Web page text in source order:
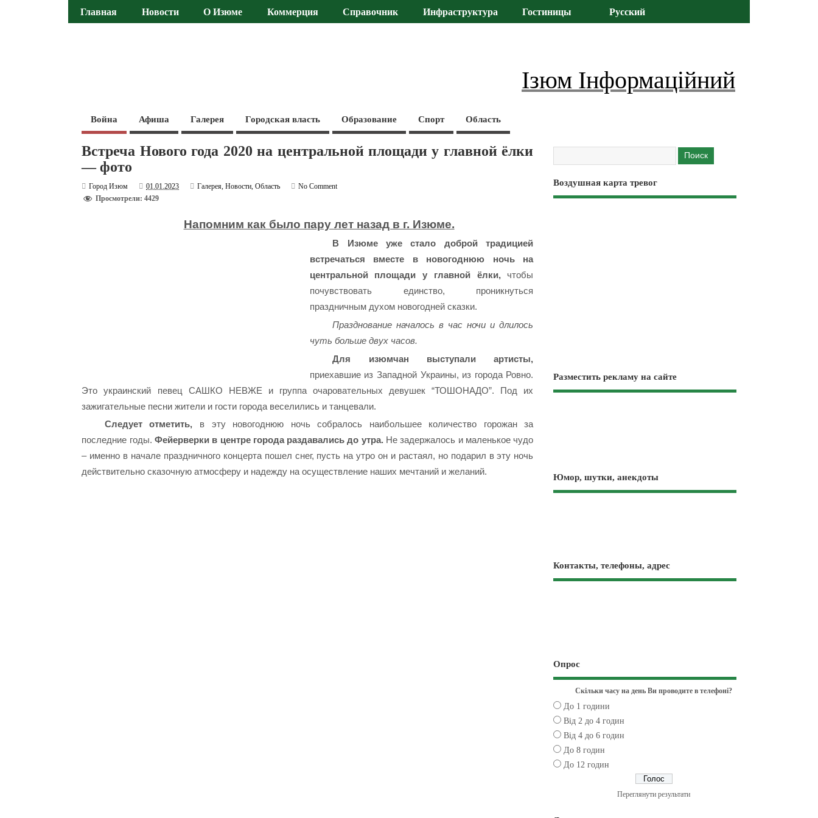
Главная Новости О Изюме Коммерция Справочник Инфраструктура Гостиницы Русский
Ізюм Інформаційний
Война Афиша Галерея Городская власть Образование Спорт Область
Встреча Нового года 2020 на центральной площади у главной ёлки
— фото
Город Изюм 01.01.2023 Галерея,Новости,Область
No Comment
Просмотрели: 4429
Напомним как было пару лет назад в г. Изюме.
В Изюме уже стало доброй традицией
встречаться вместе в новогоднюю ночь на
центральной площади у главной ёлки,чтобы
почувствовать единство, проникнуться
праздничным духом новогодней сказки.
Празднование началось в час ночи и длилось
чуть больше двух часов.
Для изюмчан выступали артисты,
приехавшие из Западной Украины, из города Ровно.
Это украинский певец САШКО НЕВЖЕ и группа очаровательных девушек “ТОШОНАДО”. Под их
зажигательные песни жители и гости города веселились и танцевали.
Следует отметить, в эту новогоднюю ночь собралось наибольшее количество горожан за
последние годы. Фейерверки в центре города раздавались до утра.Не задержалось и маленькое чудо
– именно в начале праздничного концерта пошел снег, пусть на утро он и растаял, но подарил в эту ночь
действительно сказочную атмосферу и надежду на осуществление наших мечтаний и желаний.
Воздушная карта тревог
Разместить рекламу на сайте
Юмор, шутки, анекдоты
Контакты, телефоны, адрес
Опрос
Скільки часу на день Ви проводите в телефоні?
До 1 години
Від 2 до 4 годин
Від 4 до 6 годин
До 8 годин
До 12 годин
Переглянути результати